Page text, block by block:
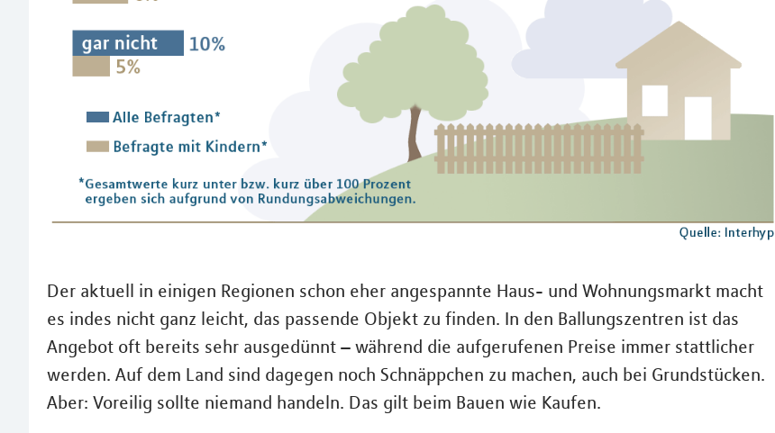
Der aktuell in einigen Regionen schon eher angespannte Haus- und Wohnungsmarkt macht
es indes nicht ganz leicht, das passende Objekt zu finden. In den Ballungszentren ist das
Angebot oft bereits sehr ausgedünnt – während die aufgerufenen Preise immer stattlicher
werden. Auf dem Land sind dagegen noch Schnäppchen zu machen, auch bei Grundstücken.
Aber: Voreilig sollte niemand handeln. Das gilt beim Bauen wie Kaufen.